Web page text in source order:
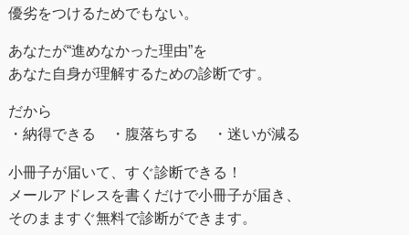
優劣をつけるためでもない。
あなたが“進めなかった理由”を
あなた自身が理解するための診断です。
だから
・納得できる ・腹落ちする ・迷いが減る
小冊子が届いて、すぐ診断できる！
メールアドレスを書くだけで小冊子が届き、
そのまますぐ無料で診断ができます。